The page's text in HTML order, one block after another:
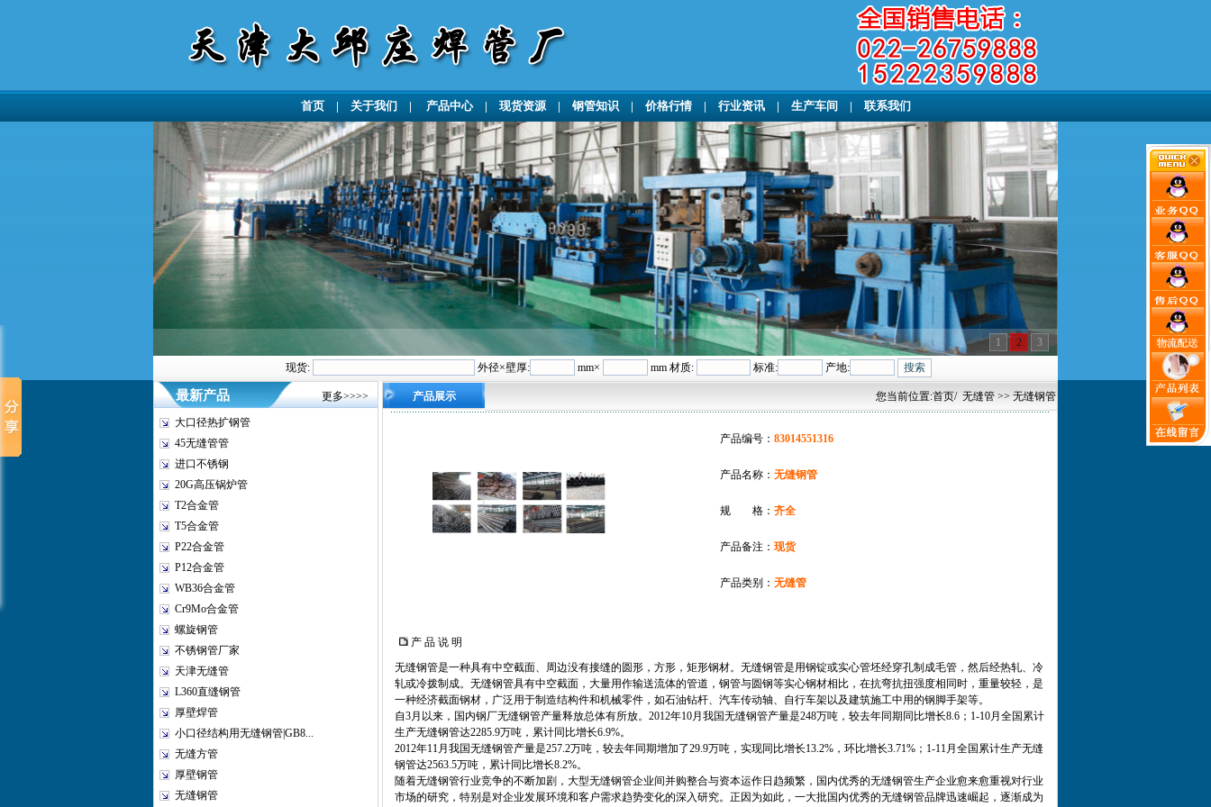
首页| 关于我们 | 产品中心| 现货资源| 钢管知识| 价格行情| 行业资讯| 生产车间 | 联系我们
1 2
3
现货:
外径×壁厚: mm× mm 材质: 标准: 产地:
最新产品 更多>>>>
大口径热扩钢管
45无缝管管
进口不锈钢
20G高压锅炉管
T2合金管
T5合金管
P22合金管
P12合金管
WB36合金管
Cr9Mo合金管
螺旋钢管
不锈钢管厂家
天津无缝管
L360直缝钢管
厚壁焊管
小口径结构用无缝钢管|GB8...
无缝方管
厚壁钢管
无缝钢管
产品展示 您当前位置:首页/ 无缝管 >> 无缝钢管
产品编号： 83014551316
产品名称： 无缝钢管
规 格：齐全
产品备注： 现货
产品类别： 无缝管
产 品 说 明
无缝钢管是一种具有中空截面、周边没有接缝的圆形，方形，矩形钢材。无缝钢管是用钢锭或实心管坯经穿孔制成毛管，然后经热轧、冷
轧或冷拨制成。无缝钢管具有中空截面，大量用作输送流体的管道，钢管与圆钢等实心钢材相比，在抗弯抗扭强度相同时，重量较轻，是
一种经济截面钢材，广泛用于制造结构件和机械零件，如石油钻杆、汽车传动轴、自行车架以及建筑施工中用的钢脚手架等。
自3月以来，国内钢厂无缝钢管产量释放总体有所放。2012年10月我国无缝钢管产量是248万吨，较去年同期同比增长8.6；1-10月全国累计
生产无缝钢管达2285.9万吨，累计同比增长6.9%。
2012年11月我国无缝钢管产量是257.2万吨，较去年同期增加了29.9万吨，实现同比增长13.2%，环比增长3.71%；1-11月全国累计生产无缝
钢管达2563.5万吨，累计同比增长8.2%。
随着无缝钢管行业竞争的不断加剧，大型无缝钢管企业间并购整合与资本运作日趋频繁，国内优秀的无缝钢管生产企业愈来愈重视对行业
市场的研究，特别是对企业发展环境和客户需求趋势变化的深入研究。正因为如此，一大批国内优秀的无缝钢管品牌迅速崛起，逐渐成为